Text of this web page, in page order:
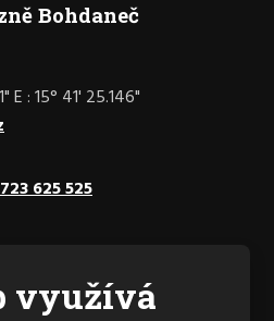
Bohdaneč
E : 15° 41' 25.146"
625 525
využívá